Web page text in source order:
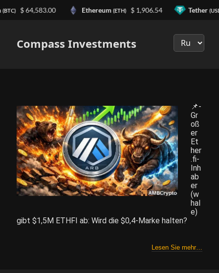
Compass Investments
📌-
Gr
oß
er
Et
her
.fi-
Inh
ab
er
(w
hal
e)
gibt $1,5M ETHFI ab: Wird die $0,4-Marke halten?
Lesen Sie mehr…
(BTC) $ 64,583.00 Ethereum (ETH) $ 1,906.54 Tether